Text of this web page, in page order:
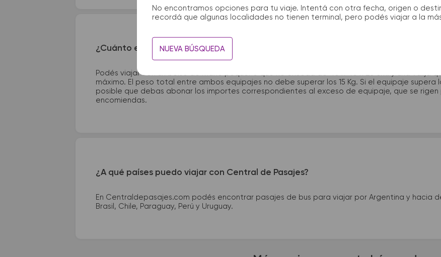
No encontramos opciones para tu viaje. Intentá con otra fecha, origen o
recordá que algunas localidades no tienen terminal, pero podés viajar a la
NUEVA BÚSQUEDA
¿Cuánto equipaje puedo llevar?
Podés viajar con un bolso de mano pequeño que no exceda de 40 x 40 x 25 cm. y una valija
máximo. El peso total entre ambos equipajes no debe superar los 15 Kg. Si el equipaje supera
posible que debas abonar los importes correspondientes al exceso de equipaje, que se rigen
encomiendas.
¿A qué países puedo viajar con Central de Pasajes?
En Centraldepasajes.com podés encontrar pasajes de bus para viajar por Argentina y hacia
Brasil, Chile, Paraguay, Perú y Uruguay.